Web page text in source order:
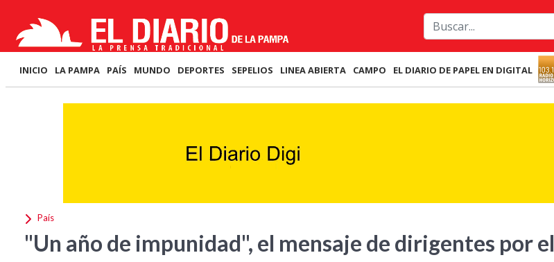
INICIO LA PAMPA PAÍS MUNDO DEPORTES SEPELIOS LINEA ABIERTA CAMPO EL DIARIO DE PAPEL EN DIGITAL
País
"Un año de impunidad", el mensaje de dirigentes por el